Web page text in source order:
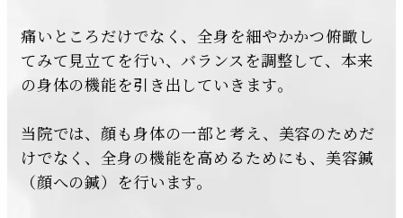
痛いところだけでなく、全身を細やかかつ俯瞰し
てみて見立てを行い、バランスを調整して、本来
の身体の機能を引き出していきます。
当院では、顔も身体の一部と考え、美容のためだ
けでなく、全身の機能を高めるためにも、美容鍼
（顔への鍼）を行います。